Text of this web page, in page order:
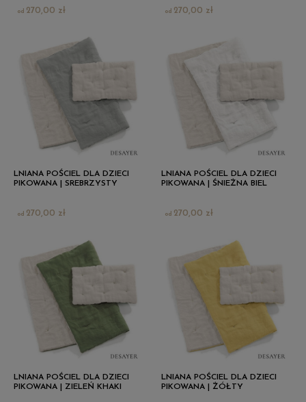
270,00 zł 270,00 zł
LNIANA POŚCIEL DLA DZIECI
PIKOWANA | SREBRZYSTY
270,00 zł
LNIANA POŚCIEL DLA DZIECI
PIKOWANA | ŚNIEŻNA BIEL
270,00 zł
LNIANA POŚCIEL DLA DZIECI
PIKOWANA | ZIELEŃ KHAKI
LNIANA POŚCIEL DLA DZIECI
PIKOWANA | ŻÓŁTY